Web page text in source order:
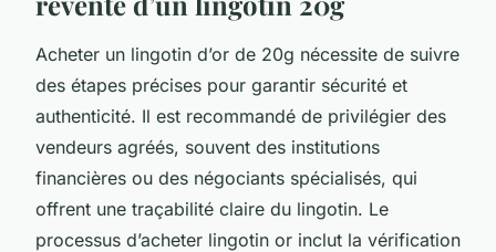
Acheter un lingotin d’or de 20g nécessite de suivre
des étapes précises pour garantir sécurité et
authenticité. Il est recommandé de privilégier des
vendeurs agréés, souvent des institutions
financières ou des négociants spécialisés, qui
offrent une traçabilité claire du lingotin. Le
processus d’acheter lingotin or inclut la vérification